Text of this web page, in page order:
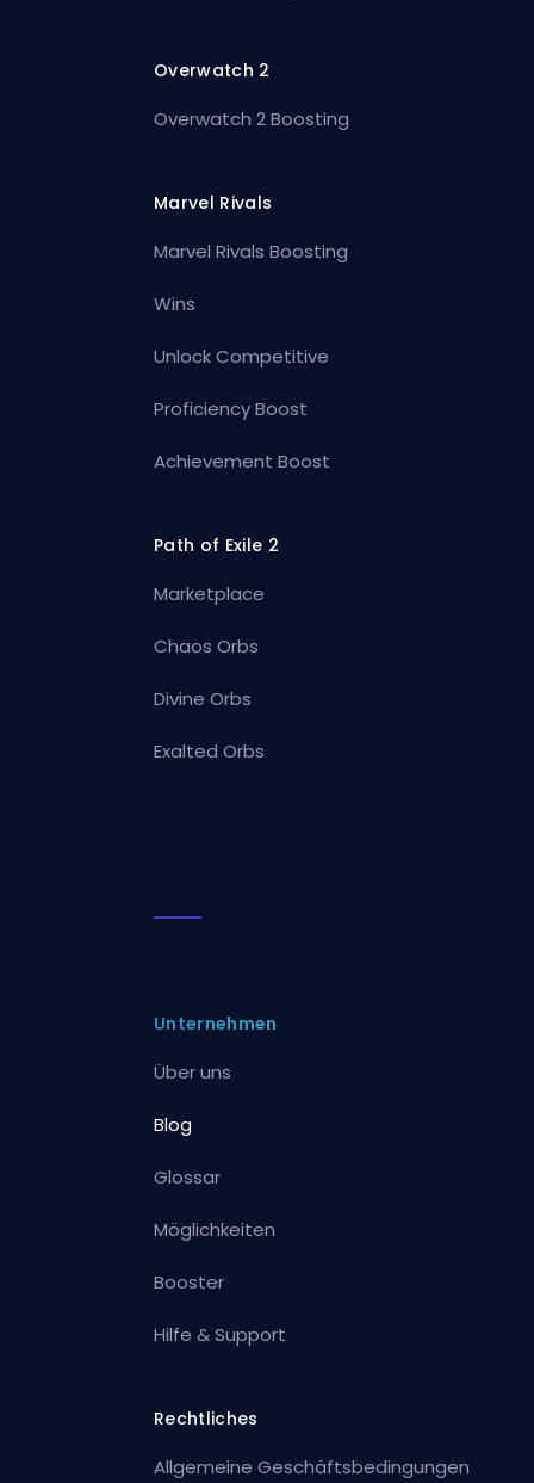
Overwatch 2
Overwatch 2 Boosting
Marvel Rivals
Marvel Rivals Boosting
Wins
Unlock Competitive
Proficiency Boost
Achievement Boost
Path of Exile 2
Marketplace
Chaos Orbs
Divine Orbs
Exalted Orbs
Unternehmen
Über uns
Blog
Glossar
Möglichkeiten
Booster
Hilfe & Support
Rechtliches
Allgemeine Geschäftsbedingungen